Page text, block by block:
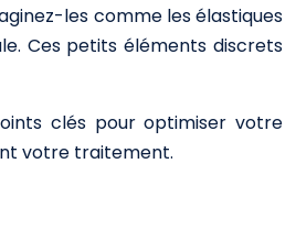
les comme les élastiques
Ces petits éléments discrets
clés pour optimiser votre
votre traitement.